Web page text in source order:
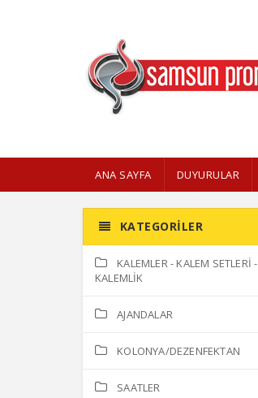
ANA SAYFA DUYURULAR
KATEGORILER
KALEMLER - KALEM SETLERİ -
KALEMLİK
AJANDALAR
KOLONYA/DEZENFEKTAN
SAATLER